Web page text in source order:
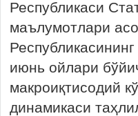
Республикаси
маълумотлари
июнь ойлари
макроиқтисодий
динамикаси